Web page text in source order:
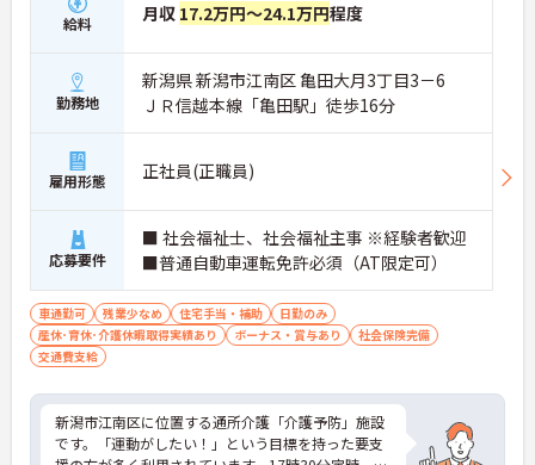
給料 月収 17.2万円～24.1万円程度
勤務地
新潟県 新潟市江南区 亀田大月3丁目3－6
ＪＲ信越本線「亀田駅」徒歩16分
雇用形態 正社員(正職員)
応募要件
■ 社会福祉士、社会福祉主事 ※経験者歓迎
■普通自動車運転免許必須（AT限定可）
車通勤可 残業少なめ 住宅手当・補助
日勤のみ
産休･育休･介護休暇取得実績あり
ボーナス・賞与あり
社会保険完備
交通費支給
新潟市江南区に位置する通所介護「介護予防」施設
です。「運動がしたい！」という目標を持った要支